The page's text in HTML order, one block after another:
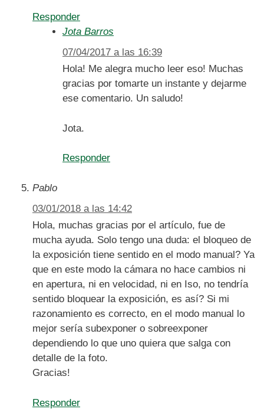
Responder
Jota Barros
07/04/2017 a las 16:39
Hola! Me alegra mucho leer eso! Muchas
gracias por tomarte un instante y dejarme
ese comentario. Un saludo!
Jota.
Responder
Pablo
03/01/2018 a las 14:42
Hola, muchas gracias por el artículo, fue de
mucha ayuda. Solo tengo una duda: el bloqueo de
la exposición tiene sentido en el modo manual? Ya
que en este modo la cámara no hace cambios ni
en apertura, ni en velocidad, ni en Iso, no tendría
sentido bloquear la exposición, es así? Si mi
razonamiento es correcto, en el modo manual lo
mejor sería subexponer o sobreexponer
dependiendo lo que uno quiera que salga con
detalle de la foto.
Gracias!
Responder